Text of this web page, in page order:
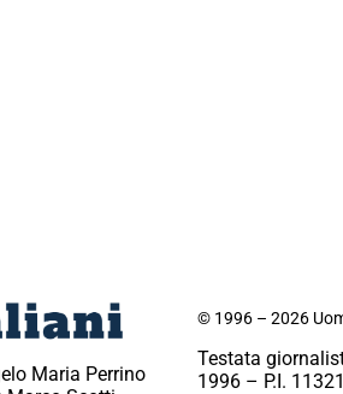
Maria Perrino
© 1996 – 2026
Testata
1996 – P.I.